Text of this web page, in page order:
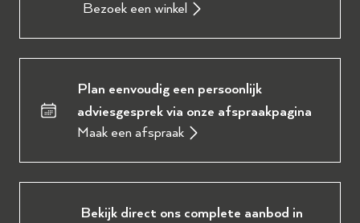
Bezoek een winkel
Plan eenvoudig een persoonlijk
adviesgesprek via onze afspraakpagina
Maak een afspraak
Bekijk direct ons complete aanbod in